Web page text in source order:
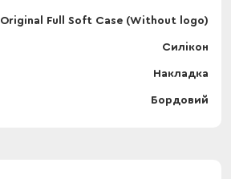
Original Full Soft Case (Without logo)
Силікон
Накладка
Бордовий